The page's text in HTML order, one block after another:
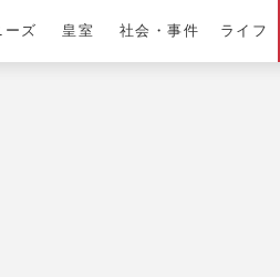
ーズ 皇室 社会・事件 ライフ